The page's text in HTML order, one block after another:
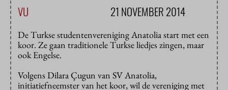
VU 21 NOVEMBER 2014
De Turkse studentenvereniging Anatolia start met een
koor. Ze gaan traditionele Turkse liedjes zingen, maar
ook Engelse.
Volgens Dilara Çugun van SV Anatolia,
initiatiefneemster van het koor, wil de vereniging met